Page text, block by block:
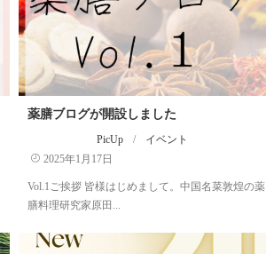
薬膳ブログが開設しました
PicUp /
イベント
2025年1月17日
Vol.1ご挨拶 皆様はじめまして。中国名菜敦煌の薬
膳料理研究家原田...